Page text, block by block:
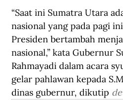
“Saat ini Sumatra Utara
nasional yang pada pagi
Presiden bertambah
nasional,” kata Gubernur
Rahmayadi dalam acara
gelar pahlawan kepada
dinas gubernur, dikutip